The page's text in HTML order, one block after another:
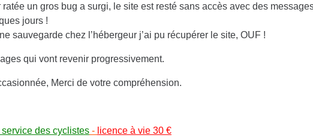
un gros bug a surgi, le site est resté sans accès avec des
jours !
sauvegarde chez l’hébergeur j’ai pu récupérer le site, OUF !
qui vont revenir progressivement.
Merci de votre compréhension.
des cyclistes - licence à vie 30 €